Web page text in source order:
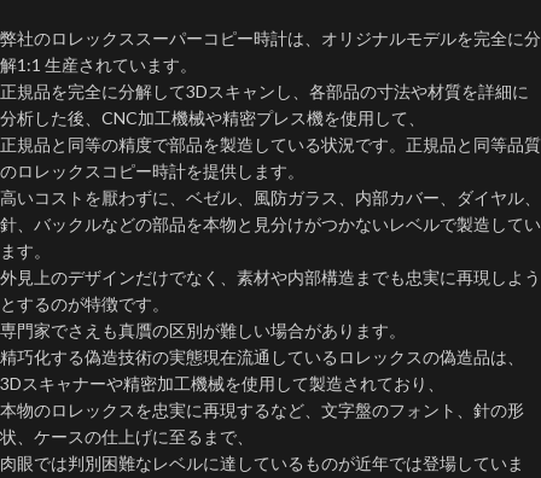
弊社のロレックススーパーコピー時計は、オリジナルモデルを完全に分
解1:1 生産されています。
正規品を完全に分解して3Dスキャンし、各部品の寸法や材質を詳細に
分析した後、CNC加工機械や精密プレス機を使用して、
正規品と同等の精度で部品を製造している状況です。正規品と同等品質
のロレックスコピー時計を提供します。
高いコストを厭わずに、ベゼル、風防ガラス、内部カバー、ダイヤル、
針、バックルなどの部品を本物と見分けがつかないレベルで製造してい
ます。​
外見上のデザインだけでなく、素材や内部構造までも忠実に再現しよう
とするのが特徴です。
専門家でさえも真贋の区別が難しい場合があります。
精巧化する偽造技術の実態現在流通しているロレックスの偽造品は、
3Dスキャナーや精密加工機械を使用して製造されており、
本物のロレックスを忠実に再現するなど、文字盤のフォント、針の形
状、ケースの仕上げに至るまで、
肉眼では判別困難なレベルに達しているものが近年では登場していま